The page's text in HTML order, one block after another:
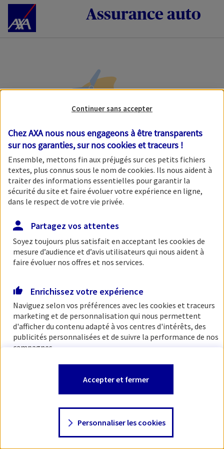
Accéder au Contenu Assurance auto
Veuillez patienter, nous
chargeons l'étape initiale.
Continuer sans accepter
Chez AXA nous nous engageons à être transparents
sur nos garanties, sur noscookies et traceurs !
Ensemble, mettons fin aux préjugés sur ces petits fichiers
textes, plus connus sous le nom de cookies. Ils nous aident à
traiter des informations essentielles pour garantir la
sécurité du site et faire évoluer votre expérience en ligne,
dans le respect de votre vie privée.
Partagez vos attentes
Soyez toujours plus satisfait en acceptant les cookies de
mesure d’audience et d’avis utilisateurs qui nous aident à
faire évoluer nos offres et nos services.
Enrichissez votre expérience
Naviguez selon vos préférences avec les cookies et traceurs
marketing et de personnalisation qui nous permettent
d'afficher du contenu adapté à vos centres d'intérêts, des
publicités personnalisées et de suivre la performance de nos
campagnes.
changer d'avis à tout moment en allant sur
Consulter notre politique decookies
Personnaliser les cookies
Accepter et fermer